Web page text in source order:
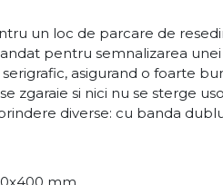
un loc de parcare de
pentru semnalizarea
asigurand o foarte
zgaraie si nici nu se sterge
diverse: cu banda